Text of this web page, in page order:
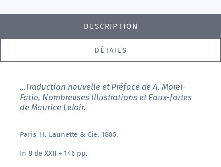
DESCRIPTION
DÉTAILS
...Traduction nouvelle et Préface de A. Morel-
Fatio, Nombreuses Illustrations et Eaux-fortes
de Maurice Leloir.
Paris, H. Launette & Cie, 1886.
In 8 de XXII + 146 pp.